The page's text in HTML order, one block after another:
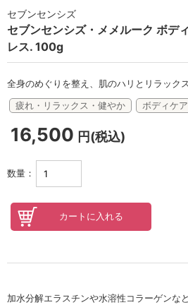
E.E
ヘアラスター
セロトニン
野の花グッズ
スキンケアチケ
セブンセンシズ
セブンセンシズ・メメルーク ボデ
レス. 100g
全身のめぐりを整え、肌のハリとリラック
疲れ・リラックス・健やか
ボディケア
16,500 円(税込)
数量：
加水分解エラスチンや水溶性コラーゲンな